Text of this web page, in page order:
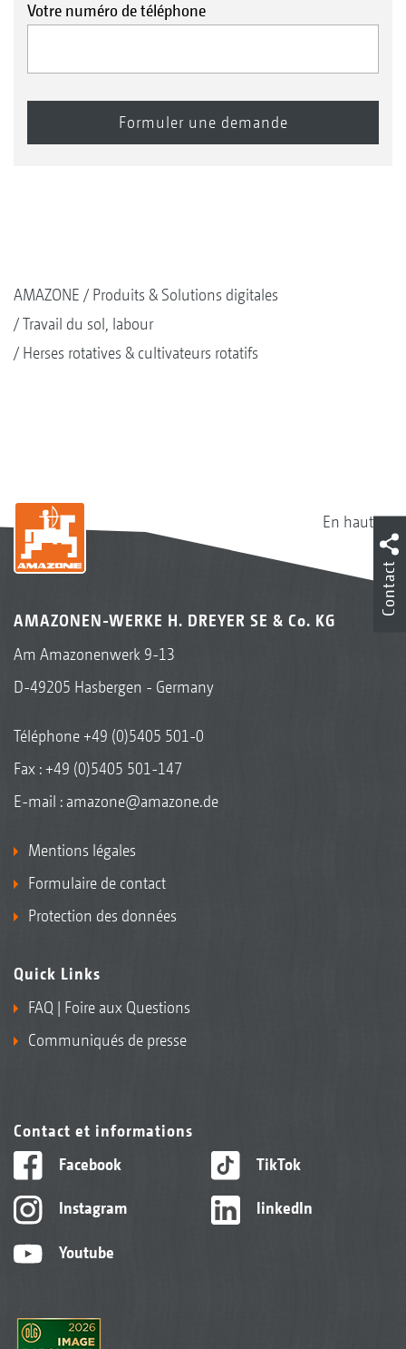
Votre numéro de téléphone
AMAZONE
Produits & Solutions digitales
Travail du sol, labour
Herses rotatives & cultivateurs rotatifs
En haut
AMAZONEN-WERKE H. DREYER SE & Co. KG
Am Amazonenwerk 9-13
D-49205 Hasbergen - Germany
Téléphone+49 (0)5405 501-0
Fax : +49 (0)5405 501-147
E-mail : amazone@amazone.de
Mentions légales
Formulaire de contact
Protection des données
Quick Links
FAQ | Foire aux Questions
Communiqués de presse
Contact et informations
Facebook
Instagram
Youtube
TikTok
linkedIn
Contact